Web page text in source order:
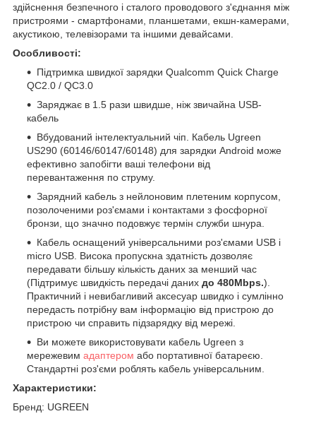
здійснення безпечного і сталого проводового з'єднання між
пристроями - смартфонами, планшетами, екшн-камерами,
акустикою, телевізорами та іншими девайсами.
Особливості:
Підтримка швидкої зарядки Qualcomm Quick Charge
QC2.0 / QC3.0
Заряджає в 1.5 рази швидше, ніж звичайна USB-
кабель
Вбудований інтелектуальний чіп. Кабель Ugreen
US290 (60146/60147/60148) для зарядки Android може
ефективно запобігти ваші телефони від
перевантаження по струму.
Зарядний кабель з нейлоновим плетеним корпусом,
позолоченими роз'ємами і контактами з фосфорної
бронзи, що значно подовжує термін служби шнура.
Кабель оснащений універсальними роз'ємами USB і
micro USB. Висока пропускна здатність дозволяє
передавати більшу кількість даних за менший час
(Підтримує швидкість передачі даних до 480Mbps.).
Практичний і невибагливий аксесуар швидко і сумлінно
передасть потрібну вам інформацію від пристрою до
пристрою чи справить підзарядку від мережі.
Ви можете використовувати кабель Ugreen з
мережевим адаптером або портативної батареєю.
Стандартні роз'єми роблять кабель універсальним.
Характеристики:
Бренд: UGREEN